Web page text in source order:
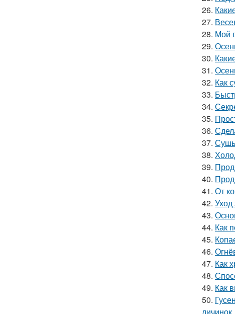
26.
27.
28. Мой
29.
30.
31.
32. Как
33.
34.
35.
36.
37.
38.
39.
40.
41. От
42.
43.
44. Как
45.
46.
47. Как
48.
49. Как
50.